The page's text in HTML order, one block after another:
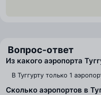
Вопрос-ответ
Из какого аэропорта
В Туггурту только 1
Сколько аэропортов в